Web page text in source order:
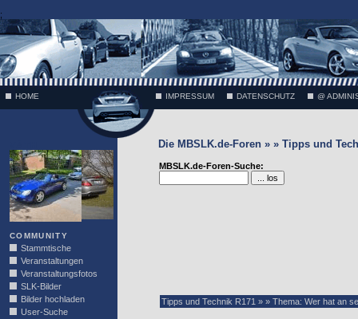
;
HOME IMPRESSUM DATENSCHUTZ @
COMMUNITY
Stammtische
Veranstaltungen
Veranstaltungsfotos
SLK-Bilder
Bilder hochladen
User-Suche
Die MBSLK.de-Foren » » Tipps und
MBSLK.de-Foren-Suche:
Tipps und Technik R171 » » Thema: Wer hat an